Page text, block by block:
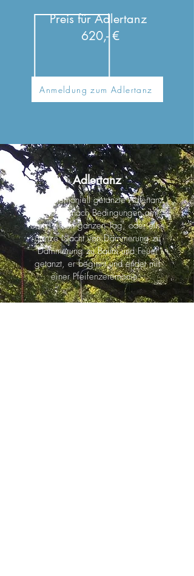
Preis für Adlertanz
620,- €
Anmeldung zum Adlertanz
Adlertanz
Der zeremoniell getanzte Adlertanz
wird, je nach Bedingungen am
Berg, einen ganzen Tag, oder eine
ganze Nacht von Dämmerung zu
Dämmerung zu Baum und Feuer
getanzt, er beginnt und endet mit
einer Pfeifenzeremonie.